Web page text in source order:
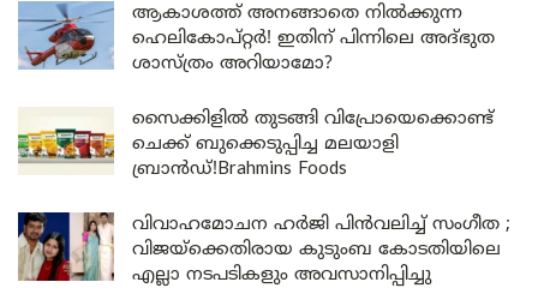
ആകാശത്ത് അനങ്ങാതെ നില്‍ക്കുന്ന
ഹെലികോപ്റ്റര്‍! ഇതിന് പിന്നിലെ അദ്ഭുത
ശാസ്ത്രം അറിയാമോ?
സൈക്കിളിൽ തുടങ്ങി വിപ്രോയെക്കൊണ്ട്
ചെക്ക് ബുക്കെടുപ്പിച്ച മലയാളി
ബ്രാൻഡ്!Brahmins Foods
വിവാഹമോചന ഹർജി പിൻവലിച്ച് സംഗീത ;
വിജയ്ക്കെതിരായ കുടുംബ കോടതിയിലെ
എല്ലാ നടപടികളും അവസാനിപ്പിച്ചു